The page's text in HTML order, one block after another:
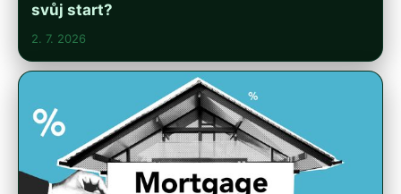
svůj start?
2. 7. 2026